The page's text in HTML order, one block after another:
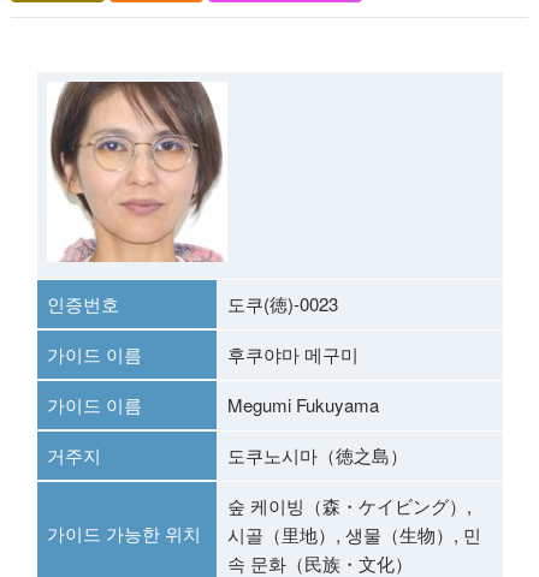
인증번호
도쿠(徳)-0023
가이드 이름
후쿠야마 메구미
가이드 이름
Megumi Fukuyama
거주지
도쿠노시마（徳之島）
가이드 가능한 위치
숲 케이빙（森・ケイビング）,
시골（里地）, 생물（生物）, 민
속 문화（民族・文化）